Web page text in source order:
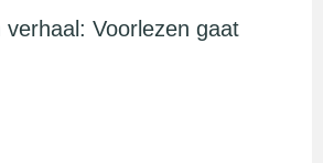
verhaal: Voorlezen gaat